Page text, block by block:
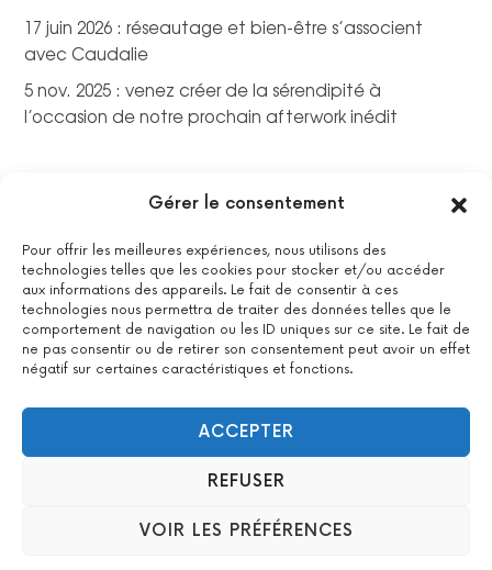
Gérer le consentement
Pour offrir les meilleures expériences, nous utilisons des
technologies telles que les cookies pour stocker et/ou accéder
aux informations des appareils. Le fait de consentir à ces
technologies nous permettra de traiter des données telles que le
comportement de navigation ou les ID uniques sur ce site. Le fait de
ne pas consentir ou de retirer son consentement peut avoir un effet
négatif sur certaines caractéristiques et fonctions.
ACCEPTER
REFUSER
VOIR LES PRÉFÉRENCES
17 juin 2026 : réseautage et bien-être s’associent
avec Caudalie
5 nov. 2025 : venez créer de la sérendipité à
l’occasion de notre prochain afterwork inédit
La certification qualité a été délivrée au titre de la catégorie
suivante : actions de formations.Voir le certificat
2022 All Positive – Tous droits réservés –Contact